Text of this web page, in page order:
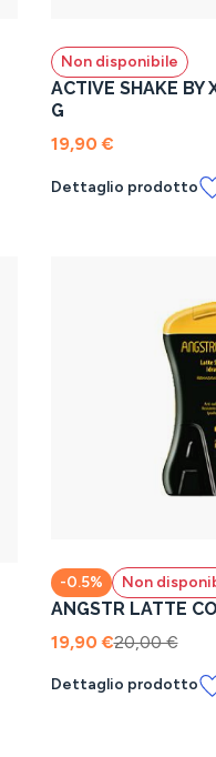
Non disponibile
ACTIVE SHAKE BY
G
19,90 €
Dettaglio prodotto
-0.5% Non
ANGSTR LATTE
19,90 €20,00 €
Dettaglio prodotto